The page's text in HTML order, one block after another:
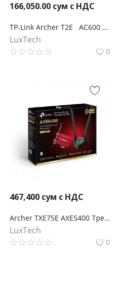
166,050.00 сум с НДС
TP-Link Archer T2E AC600 Двухдиапазонный Wi‑Fi адаптер PCI Express
LuxTech
0
467,400 сум с НДС
Archer TXE75E AXE5400 Трехдиапазонный беспроводной PCI Express-адаптер Wi-Fi 6E с поддержкой Bluetooth 5.3
LuxTech
0